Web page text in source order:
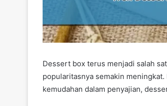
Dessert box terus menjadi salah
popularitasnya semakin
kemudahan dalam penyajian,